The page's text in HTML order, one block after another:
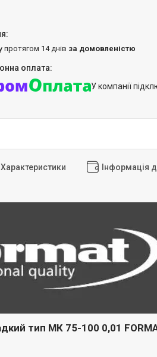
протягом 14 днів за домовленістю
У компанії
Характеристики Інформація
тип МК 75-100 0,01